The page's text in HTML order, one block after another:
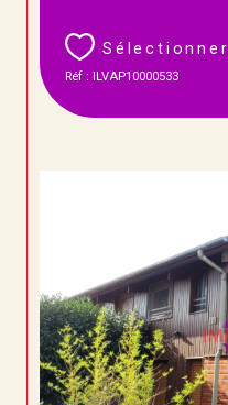
Sélectionner
Réf : ILVAP10000533